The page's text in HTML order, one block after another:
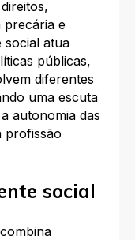
precária e
social atua
públicas,
diferentes
uma escuta
autonomia das
profissão
social